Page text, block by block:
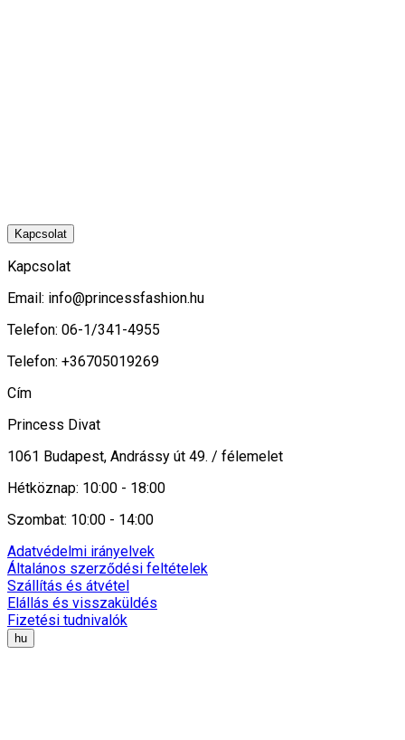
Kapcsolat
Kapcsolat
Email: info@princessfashion.hu
Telefon: 06-1/341-4955
Telefon: +36705019269
Cím
Princess Divat
1061 Budapest, Andrássy út 49. / félemelet
Hétköznap: 10:00 - 18:00
Szombat: 10:00 - 14:00
Adatvédelmi irányelvek
Általános szerződési feltételek
Szállítás és átvétel
Elállás és visszaküldés
Fizetési tudnivalók
hu